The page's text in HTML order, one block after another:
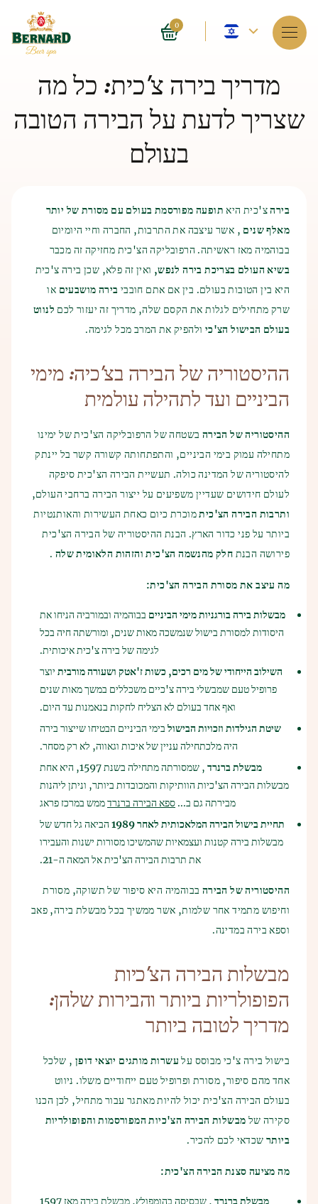
שפה
–
אנגלית
0
שירותים
על הספא
הזמנה
E-shop
בלוג
FAQ
צור קשר
מדריך בירה צ'כית: כל מה
שצריך לדעת על הבירה הטובה
בעולם
בירהצ'כית היא תופעה מפורסמת בעולם עם מסורת של יותר
מאלף שנים , אשר עיצבה את התרבות, החברה וחיי היומיום
בבוהמיה מאז ראשיתה. הרפובליקה הצ'כית מחזיקה זה מכבר
בשיא העולם בצריכת בירה לנפש, ואין זה פלא, שכן בירה צ'כית
היא בין הטובות בעולם. בין אם אתם חובבי בירה מושבעים או
שרק מתחילים לגלות את הקסם שלה, מדריך זה יעזור לכם לנווט
בעולם הבישול הצ'כי ולהפיק את המרב מכל לגימה.
ההיסטוריה של הבירה בצ'כיה: מימי
הביניים ועד לתהילה עולמית
ההיסטוריה של הבירה בשטחה של הרפובליקה הצ'כית של ימינו
מתחילה עמוק בימי הביניים, והתפתחותה קשורה קשר בל יינתק
להיסטוריה של המדינה כולה. תעשיית הבירה הצ'כית סיפקה
לעולם חידושים שעדיין משפיעים על ייצור הבירה ברחבי העולם,
ותרבות הבירה הצ'כיתמוכרת כיום כאחת העשירות והאותנטיות
ביותר על פני כדור הארץ. הבנת ההיסטוריה של הבירה הצ'כית
פירושה הבנת חלק מהנשמה הצ'כית והזהות הלאומית שלה .
מה עיצב את מסורת הבירה הצ'כית:
מבשלות בירה בורגניות מימי הביניים בבוהמיה ובמורביה הניחו את
היסודות למסורת בישול שנמשכה מאות שנים, ומורשתה חיה בכל
לגימה של בירה צ'כית איכותית.
השילוב הייחודי של מים רכים, כשות ז'אטק ושעורה מורבית יוצר
פרופיל טעם שמבשלי בירה צ'כיים משכללים במשך מאות שנים
ואף אחד בעולם לא הצליח לחקות בנאמנות עד היום.
שיטת הגילדות וזכויות הבישול בימי הביניים הבטיחו שייצור בירה
היה מלכתחילה עניין של איכות וגאווה, לא רק מסחר.
מבשלת ברנרד
, שמסורתה מתחילה בשנת 1597, היא אחת
מבשלות הבירה הצ'כיות הוותיקות והמכובדות ביותר, וניתן ליהנות
מבירתה גם ב... ספא הבירה ברנרדממש במרכז פראג
תחיית בישול הבירה המלאכותית לאחר 1989
הביאה גל חדש של
מבשלות בירה קטנות ועצמאיות שהמשיכו מסורות ישנות והעבירו
את תרבות הבירה הצ'כית אל המאה ה-21.
ההיסטוריה של הבירה בבוהמיה היא סיפור של תשוקה, מסורת
וחיפוש מתמיד אחר שלמות, אשר ממשיך בכל מבשלת בירה, פאב
וספא בירה במדינה.
מבשלות הבירה הצ'כיות
הפופולריות ביותר והבירות שלהן:
מדריך לטובה ביותר
בישול בירה צ'כי מבוסס על עשרות מותגים יוצאי דופן , שלכל
אחד מהם סיפור, מסורת ופרופיל טעם ייחודיים משלו. ניווט
בעולם הבירה הצ'כית יכול להיות מאתגר עבור מתחיל, לכן הכנו
סקירה של מבשלות הבירה הצ'כיות המפורסמות והפופולריות
ביותר שכדאי לכם להכיר.
מה מציעה סצנת הבירה הצ'כית:
מבשלת ברנרד , שבסיסה בהומפולץ, מבשלת בירה מאז 1597
היסטוריה של אמבטיות בירה
הספא עצמו הופיע לפני 4,000 שנה בהודו. גם הסינים והמצרים
הקדמונים הכירו את ההשפעות המועילות של הספא על גוף האדם.
כאשר הבירה התגלתה כנראה בטעות על ידי השומריים הקדמונים.
מהמקורות התבססה ההכרה בהשפעות המועילות של אמבטיות
היסטוריה שלייצור בירה ומלט
ההיסטוריה של ייצור הבירה מתוארכת לאלף השביעי לפני הספירה,
כאשר הבירה התגלתה למדי במקרה על ידי השומריים הקדמונים.
שיטת ייצור הבירה החלה מהאחסון הירוד של התבואה שגידלו.
התבואה אוחסנה בכלי חרס שאליהם נשפך מים, וכך התגלה עיקרון
תהליך הייצור נשאר ללא שינוי במשך מאות שנים – הכל מתחיל
בטחינת המלוט ואחריה בישול הבירה. לאחר מכן מתקרר התירוש
ומשתמשים בשמרים מושרים, ואחר כך מתבצעת התסיסה הראשית.
ומתבגרת. לאחר שהבירה התבגרה, היא עוברת סינון מינרלי